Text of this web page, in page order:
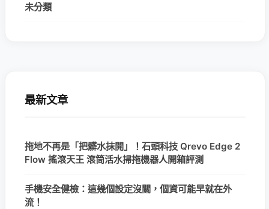
未分類
最新文章
拖地不再是「把髒水抹開」！石頭科技 Qrevo Edge 2
Flow 搖滾天王 滾筒活水掃拖機器人開箱評測
手機安全健檢：這幾個設定沒關，個資可能早就在外
流！